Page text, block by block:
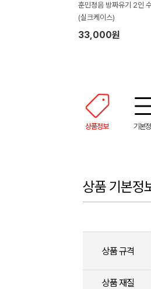
훈민정음 방짜유기 2인
(실크케이스)
33,000원
상품정보 기본
상품 기본정
상품 규격
상품 재질